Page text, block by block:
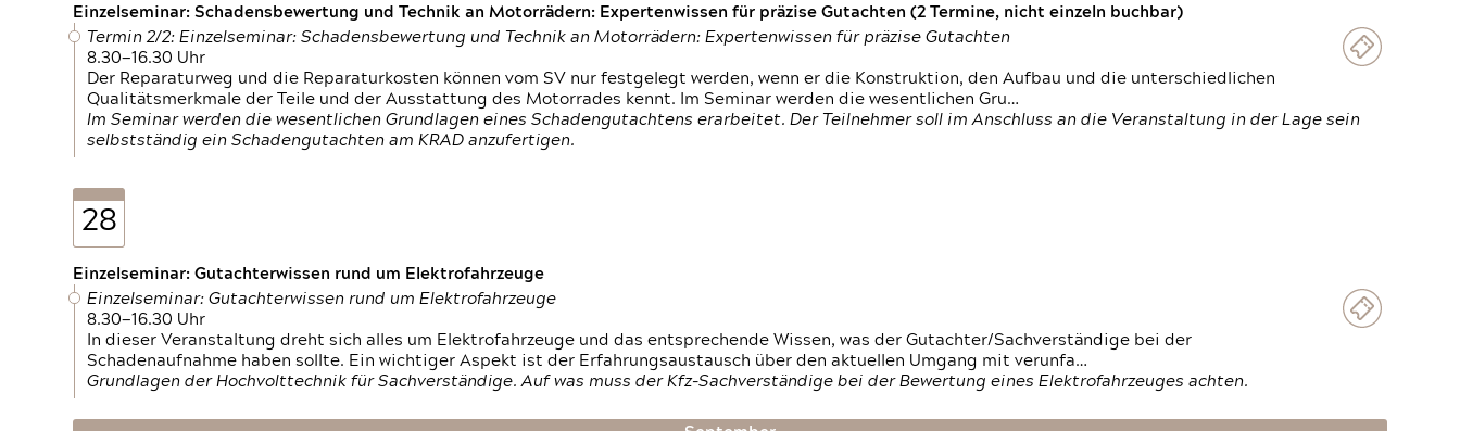
Einzelseminar: Schadensbewertung und Technik an Motorrädern: Expertenwissen für präzise Gutachten (2 Termine, nicht einzeln buchbar)
Termin 2/2: Einzelseminar: Schadensbewertung und Technik an Motorrädern: Expertenwissen für präzise Gutachten
8.30—16.30 Uhr
Der Reparaturweg und die Reparaturkosten können vom SV nur festgelegt werden, wenn er die Konstruktion, den Aufbau und die unterschiedlichen
Qualitätsmerkmale der Teile und der Ausstattung des Motorrades kennt. Im Seminar werden die wesentlichen Gru…
Im Seminar werden die wesentlichen Grundlagen eines Schadengutachtens erarbeitet. Der Teilnehmer soll im Anschluss an die Veranstaltung in der Lage sein
selbstständig ein Schadengutachten am KRAD anzufertigen.
28
Einzelseminar: Gutachterwissen rund um Elektrofahrzeuge
Einzelseminar: Gutachterwissen rund um Elektrofahrzeuge
8.30—16.30 Uhr
In dieser Veranstaltung dreht sich alles um Elektrofahrzeuge und das entsprechende Wissen, was der Gutachter/Sachverständige bei der
Schadenaufnahme haben sollte. Ein wichtiger Aspekt ist der Erfahrungsaustausch über den aktuellen Umgang mit verunfa…
Grundlagen der Hochvolttechnik für Sachverständige. Auf was muss der Kfz-Sachverständige bei der Bewertung eines Elektrofahrzeuges achten.